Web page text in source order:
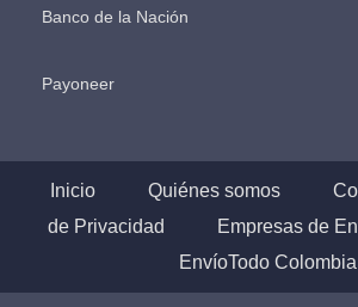
Banco de la Nación
Payoneer
Inicio Quiénes somos
de Privacidad
Empresas de
EnvíoTodo Colombia